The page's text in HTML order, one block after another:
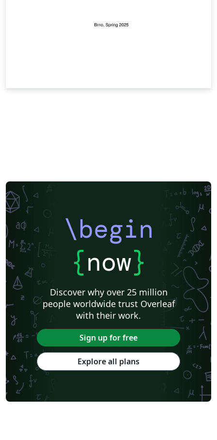
\begin
{now}
Discover why over 25 million
people worldwide trust Overleaf
with their work.
Sign up for free
Explore all plans